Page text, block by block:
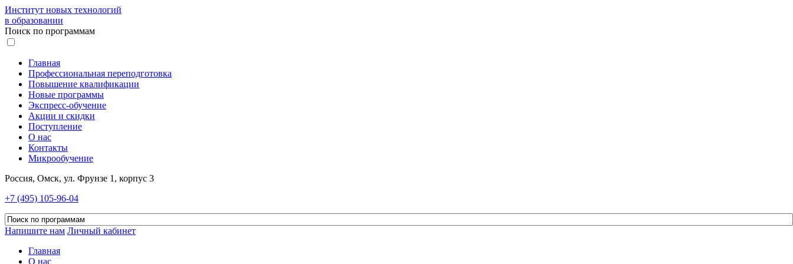
Институт новых технологий
в образовании
Поиск по программам
Главная
Профессиональная переподготовка
Повышение квалификации
Новые программы
Экспресс-обучение
Акции и скидки
Поступление
О нас
Контакты
Микрообучение
Россия, Омск, ул. Фрунзе 1, корпус 3
+7 (495) 105-96-04
Напишите нам Личный кабинет
Главная
О нас